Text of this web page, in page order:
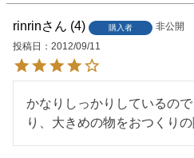
rinrin 4 購入者
非公開
投稿日
2012/09/11
かなりしっかりしているの